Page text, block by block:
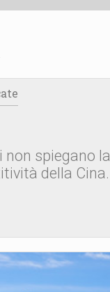
non spiegano la
della Cina.